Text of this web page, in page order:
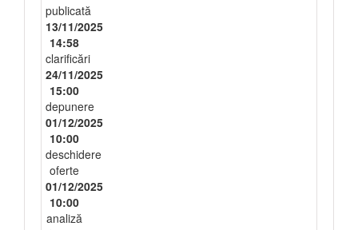
publicată
13/11/2025
14:58
clarificări
24/11/2025
15:00
depunere
01/12/2025
10:00
deschidere
oferte
01/12/2025
10:00
analiză